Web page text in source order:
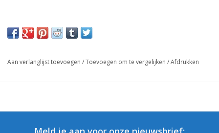
Aan verlanglijst toevoegen /Toevoegen om te vergelijken /Afdrukken